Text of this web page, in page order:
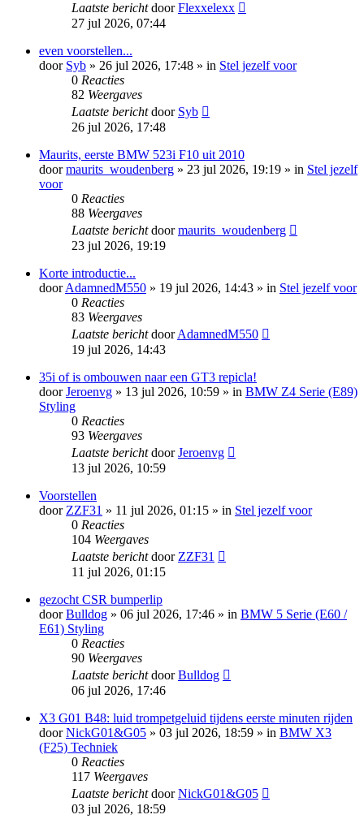
Laatste berichtdoorFlexxelexx
27 jul 2026, 07:44
even voorstellen...
door Syb » 26 jul 2026, 17:48 » in Stel jezelf voor
0 Reacties
82 Weergaves
Laatste berichtdoor Syb
26 jul 2026, 17:48
Maurits, eerste BMW 523i F10 uit 2010
doormaurits_woudenberg » 23 jul 2026, 19:19 » in Stel jezelf
voor
0 Reacties
88 Weergaves
Laatste berichtdoormaurits_woudenberg
23 jul 2026, 19:19
Korte introductie...
doorAdamnedM550 » 19 jul 2026, 14:43 » in Stel jezelf voor
0 Reacties
83 Weergaves
Laatste berichtdoorAdamnedM550
19 jul 2026, 14:43
35i of is ombouwen naar een GT3 repicla!
doorJeroenvg » 13 jul 2026, 10:59 » in BMW Z4 Serie (E89)
Styling
0 Reacties
93 Weergaves
Laatste berichtdoorJeroenvg
13 jul 2026, 10:59
Voorstellen
door ZZF31 » 11 jul 2026, 01:15 » in Stel jezelf voor
0 Reacties
104 Weergaves
Laatste berichtdoor ZZF31
11 jul 2026, 01:15
gezocht CSR bumperlip
doorBulldog » 06 jul 2026, 17:46 » in BMW 5 Serie (E60 /
E61) Styling
0 Reacties
90 Weergaves
Laatste berichtdoorBulldog
06 jul 2026, 17:46
X3 G01 B48: luid trompetgeluid tijdens eerste minuten rijden
doorNickG01&G05 » 03 jul 2026, 18:59 » in BMW X3
(F25) Techniek
0 Reacties
117 Weergaves
Laatste berichtdoorNickG01&G05
03 jul 2026, 18:59